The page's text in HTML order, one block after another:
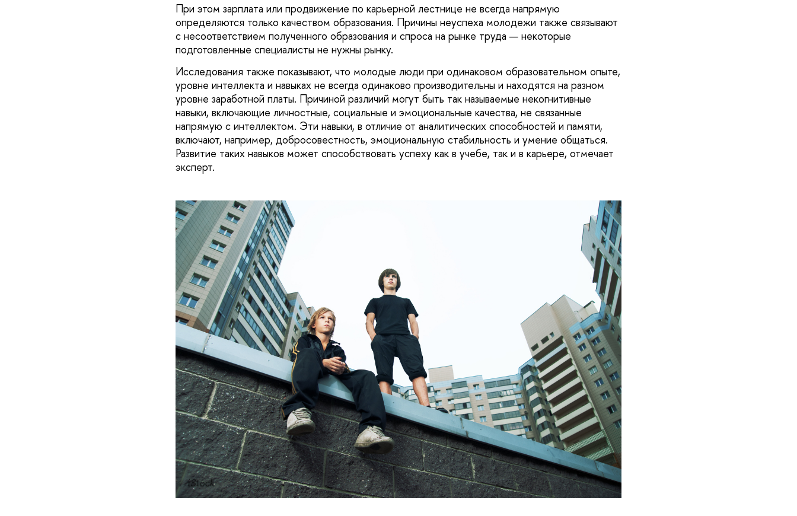
При этом зарплата или продвижение по карьерной лестнице не всегда напрямую
определяются только качеством образования. Причины неуспеха молодежи также связывают
с несоответствием полученного образования и спроса на рынке труда — некоторые
подготовленные специалисты не нужны рынку.
Исследования также показывают, что молодые люди при одинаковом образовательном опыте,
уровне интеллекта и навыках не всегда одинаково производительны и находятся на разном
уровне заработной платы. Причиной различий могут быть так называемые некогнитивные
навыки, включающие личностные, социальные и эмоциональные качества, не связанные
напрямую с интеллектом. Эти навыки, в отличие от аналитических способностей и памяти,
включают, например, добросовестность, эмоциональную стабильность и умение общаться.
Развитие таких навыков может способствовать успеху как в учебе, так и в карьере, отмечает
эксперт.
iStock